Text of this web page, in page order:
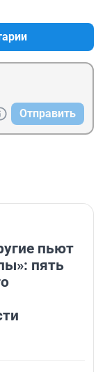
Отправить
пьют
пять